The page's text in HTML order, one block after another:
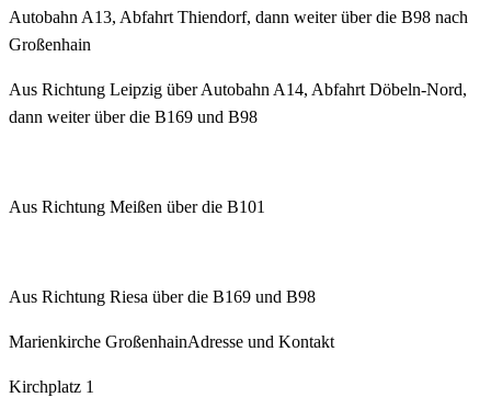
Autobahn A13, Abfahrt Thiendorf, dann weiter über die B98 nach
Großenhain
Aus Richtung Leipzig über Autobahn A14, Abfahrt Döbeln-Nord,
dann weiter über die B169 und B98
Aus Richtung Meißen über die B101
Aus Richtung Riesa über die B169 und B98
Marienkirche GroßenhainAdresse und Kontakt
Kirchplatz 1